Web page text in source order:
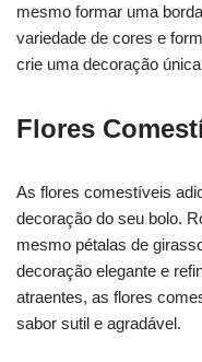
mesmo formar uma
variedade de cores e
crie uma decoração
Flores
As flores comestíveis
decoração do seu bolo.
mesmo pétalas de
decoração elegante e
atraentes, as flores
sabor sutil e agradável.